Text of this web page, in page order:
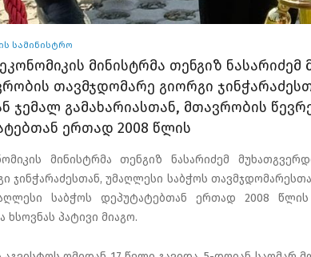
სამინისტრო
მინისტრმა თენგიზ ნასარიძემ
თავმჯდომარე გიორგი
ჯემალ გამახარიასთან, მთავრობის
ერთად 2008 წლის
მინისტრმა თენგიზ ნასარიძემ
ჯინჭარაძესთან, უმაღლესი საბჭოს
საბჭოს დეპუტატებთან ერთად 2008
პატივი მიაგო.